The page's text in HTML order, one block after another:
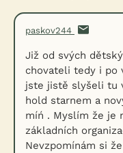
paskov244
Již od svých
chovateli tedy i po
jste jistě slyšeli tu
hold starnem a
míń . Myslím že je
základních
Nevzpomínám si